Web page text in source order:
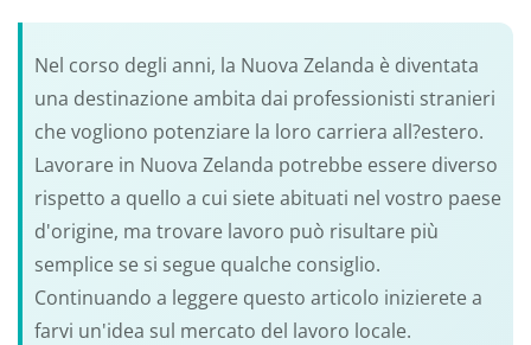
Nel corso degli anni, la Nuova Zelanda è diventata
una destinazione ambita dai professionisti stranieri
che vogliono potenziare la loro carriera all?estero.
Lavorare in Nuova Zelanda potrebbe essere diverso
rispetto a quello a cui siete abituati nel vostro paese
d'origine, ma trovare lavoro può risultare più
semplice se si segue qualche consiglio.
Continuando a leggere questo articolo inizierete a
farvi un'idea sul mercato del lavoro locale.